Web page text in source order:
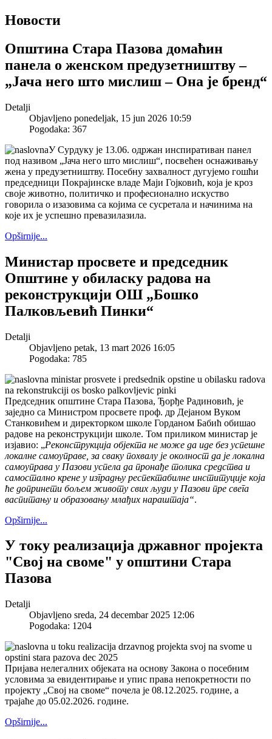
Новости
Општина Стара Пазова домаћин
панела о женском предузетништву –
„Јача него што мислиш – Она је бренд“
Detalji
Objavljeno ponedeljak, 15 jun 2026 10:59
Pogodaka: 367
У Сурдуку је 13.06. одржан инспиративан панел
под називом „Јача него што мислиш“, посвећен оснаживању
жена у предузетништву. Посебну захвалност дугујемо гошћи
председници Покрајинске владе Majи Гојковић, која је кроз
своје животно, политичко и професионално искуство
говорила о изазовима са којима се сусретала и начинима на
које их је успешно превазилазила.
Opširnije...
Mинистар просвете и председник
Општине у обиласку радова на
реконструкцији ОШ „Бошко
Палковљевић Пинки“
Detalji
Objavljeno petak, 13 mart 2026 16:05
Pogodaka: 785
Председник општине Стара Пазова, Ђорђе Радиновић, је
заједно са Министром просвете проф. др Дејаном Вуком
Станковићем и директорком школе Горданом Бабић обишао
радове на реконструкцији школе. Том приликом министар је
изјавио: „Реконструкција објекта не може да иде без успешне
локалне самоуправе, за сваку похвалу је околност да је локална
самоуправа у Пазови успела да пронађе толика средства и
самостално крене у изградњу респектабилне институције која
ће допринети бољем животу свих људи у Пазови пре свега
васпитању и образовању млађих нараштаја“.
Opširnije...
У току реализација државног пројекта
"Свој на своме" у општини Стара
Пазова
Detalji
Objavljeno sreda, 24 decembar 2025 12:06
Pogodaka: 1204
Пријава нелегалних објеката на основу Закона о посебним
условима за евидентирање и упис права непокретности по
пројекту „Свој на своме“ почела је 08.12.2025. године, а
трајаће до 05.02.2026. године.
Opširnije...